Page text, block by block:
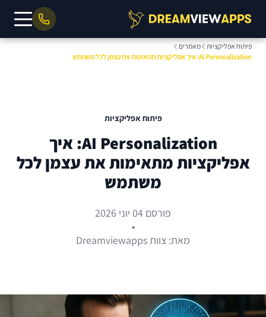
פיתוח אפליקציות
מאמרים
AI Personalization: איך אפליקציות מתאימות את עצמן לכל משתמש
פיתוח אפליקציות
AI Personalization: איך
אפליקציות מתאימות את עצמן לכל
משתמש
פורסם 04 יוני 2026
•
מאת: צוות Dreamviewapps